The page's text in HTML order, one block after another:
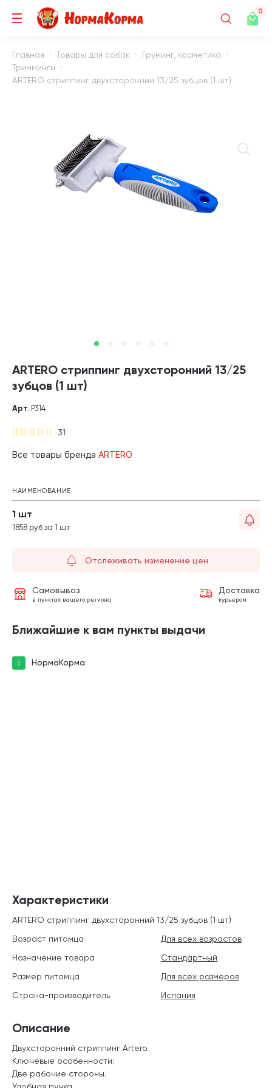
0
Главная Товары для собак
Груминг, косметика
Тримминги
ARTERO стриппинг двухсторонний 13/25 зубцов (1 шт)
ARTERO стриппинг двухсторонний 13/25
зубцов (1 шт)
31
Арт. P314
Все товары бренда ARTERO
НАИМЕНОВАНИЕ
1 шт
1858 руб за 1 шт
Отслеживать изменение цен
Самовывоз
в пунктах вашего региона
Доставка
курьером
Ближайшие к вам пункты выдачи
НормаКорма
Описание
Двухсторонний стриппинг Artero.
Ключевые особенности:
Две рабочие стороны.
Удобная ручка.
Характеристики
ARTERO стриппинг двухсторонний 13/25 зубцов (1 шт)
Возраст питомца
Для всех возрастов
Назначение товара
Стандартный
Размер питомца
Для всех размеров
Страна-производитель
Испания